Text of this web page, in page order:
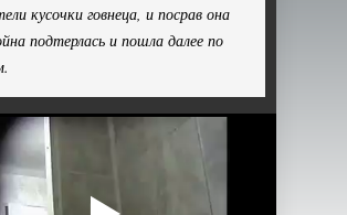
кусочки говнеца, и посрав она
подтерлась и пошла далее по